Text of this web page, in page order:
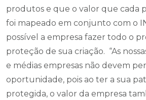
produtos e que o valor que cada
foi mapeado em conjunto com o
possível a empresa fazer todo o
proteção de sua criação. “As
e médias empresas não devem
oportunidade, pois ao ter a sua
protegida, o valor da empresa